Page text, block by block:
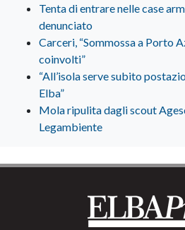
Tenta di entrare nelle case
denunciato
Carceri, “Sommossa a Porto
coinvolti”
“All’isola serve subito
Elba”
Mola ripulita dagli scout
Legambiente